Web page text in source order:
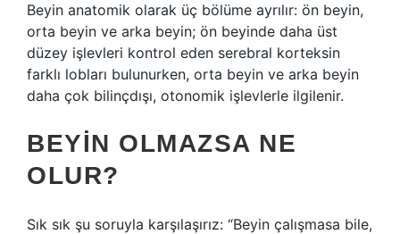
Beyin anatomik olarak üç bölüme ayrılır: ön beyin,
orta beyin ve arka beyin; ön beyinde daha üst
düzey işlevleri kontrol eden serebral korteksin
farklı lobları bulunurken, orta beyin ve arka beyin
daha çok bilinçdışı, otonomik işlevlerle ilgilenir.
BEYIN OLMAZSA NE
OLUR?
Sık sık şu soruyla karşılaşırız: “Beyin çalışmasa bile,